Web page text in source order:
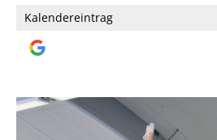
Kalendereintrag